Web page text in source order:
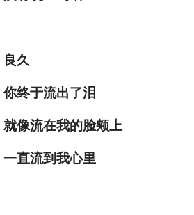
良久
你终于流出了泪
就像流在我的脸颊上
一直流到我心里